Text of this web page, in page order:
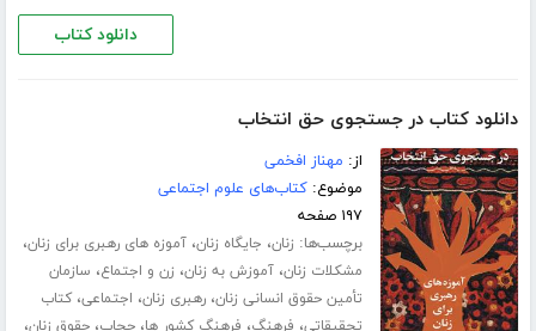
دانلود کتاب
دانلود کتاب در جستجوی حق انتخاب
از: مهناز افخمی
موضوع:کتاب‌های علوم اجتماعی
۱۹۷ صفحه
برچسب‌ها: زنان، جایگاه زنان،آموزه های رهبری برای زنان،
مشکلات زنان،آموزش به زنان، زن و اجتماع، سازمان
تأمین حقوق انسانی زنان،رهبری زنان، اجتماعی،کتاب
تحقیقاتی، فرهنگ، فرهنگ کشور ها،حجاب،حقوق زنان،